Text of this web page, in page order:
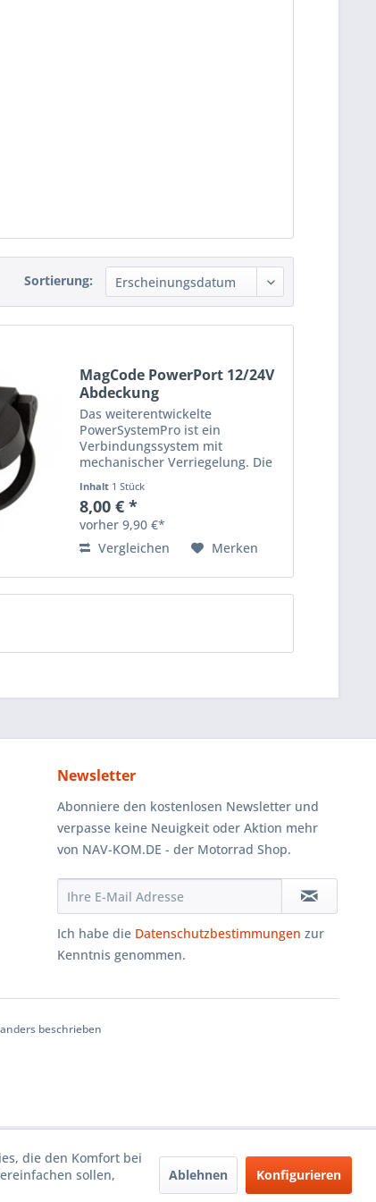
Sortierung:
MagCode PowerPort 12/24V
Abdeckung
Das weiterentwickelte
PowerSystemPro ist ein
Verbindungssystem mit
mechanischer Verriegelung. Die
und Belastbarkeit sowie
Ausschluss von
Lichtbogenproblemen, da das
Schalten erst nach der...
Inhalt 1 Stück
8,00 € *
vorher 9,90 €*
Vergleichen
Merken
Newsletter
Abonniere den kostenlosen Newsletter und
verpasse keine Neuigkeit oder Aktion mehr
von NAV-KOM.DE - der Motorrad Shop.
Ich habe die Datenschutzbestimmungen zur
Kenntnis genommen.
beschrieben
die den Komfort bei
sollen,
Ablehnen Konfigurieren